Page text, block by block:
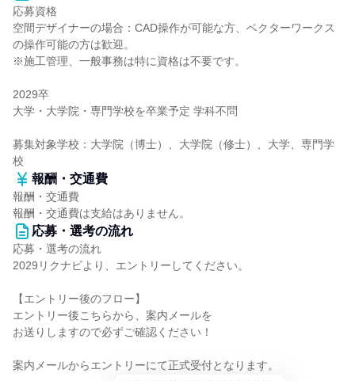
応募資格
空間デザイナーの場合：CAD操作が可能な方、ベクターワークス
の操作可能の方は歓迎。
※施工管理、一般事務は特に資格は不要です。
2029卒
大学・大学院・専門学校を卒業予定 学科不問
募集対象学校：大学院（博士）、大学院（修士）、大学、専門学
校
報酬・交通費
報酬・交通費
報酬・交通費は支給はありません。
応募・選考の流れ
応募・選考の流れ
2029リクナビより、エントリーしてください。
【エントリー後のフロー】
エントリー後こちらから、案内メールを
お送りしますので必ずご確認ください！
案内メールからエントリーにて正式受付となります。